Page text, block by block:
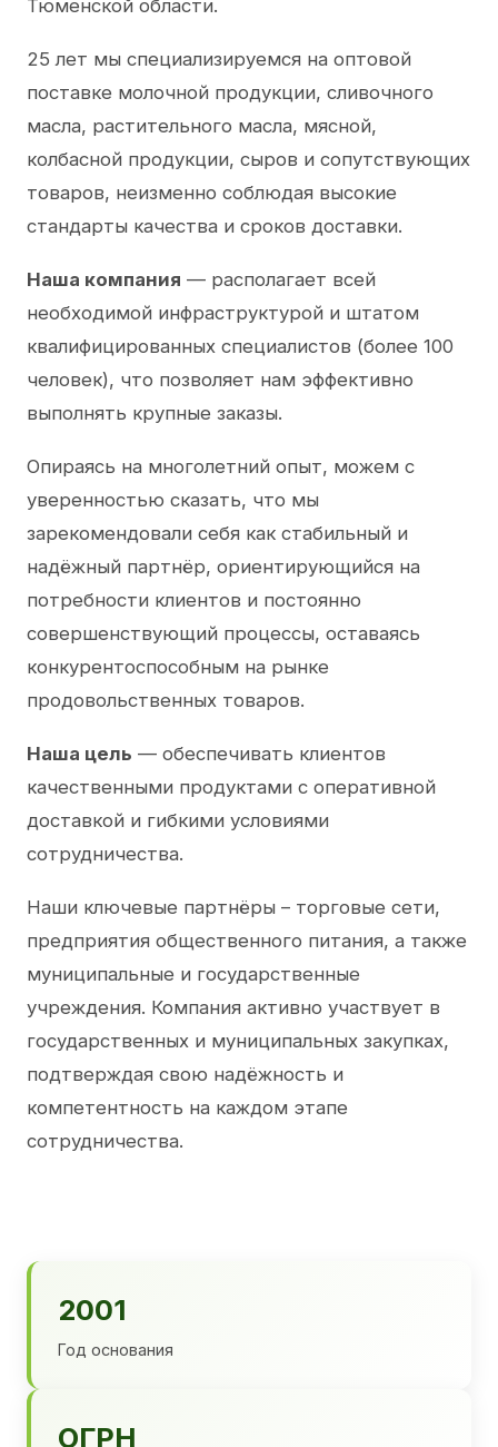
Тюменской области.
25 лет мы специализируемся на оптовой
поставке молочной продукции, сливочного
масла, растительного масла, мясной,
колбасной продукции, сыров и сопутствующих
товаров, неизменно соблюдая высокие
стандарты качества и сроков доставки.
Наша компания — располагает всей
необходимой инфраструктурой и штатом
квалифицированных специалистов (более 100
человек), что позволяет нам эффективно
выполнять крупные заказы.
Опираясь на многолетний опыт, можем с
уверенностью сказать, что мы
зарекомендовали себя как стабильный и
надёжный партнёр, ориентирующийся на
потребности клиентов и постоянно
совершенствующий процессы, оставаясь
конкурентоспособным на рынке
продовольственных товаров.
Наша цель — обеспечивать клиентов
качественными продуктами с оперативной
доставкой и гибкими условиями
сотрудничества.
Наши ключевые партнёры – торговые сети,
предприятия общественного питания, а также
муниципальные и государственные
учреждения. Компания активно участвует в
государственных и муниципальных закупках,
подтверждая свою надёжность и
компетентность на каждом этапе
сотрудничества.
2001
Год основания
ОГРН